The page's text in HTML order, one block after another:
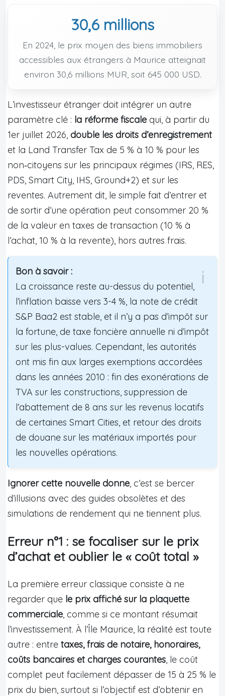
30,6 millions
En 2024, le prix moyen des biens immobiliers
accessibles aux étrangers à Maurice atteignait
environ 30,6 millions MUR, soit 645 000 USD.
L’investisseur étranger doit intégrer un autre
paramètre clé : la réforme fiscale qui, à partir du
1er juillet 2026, double les droits d’enregistrement
et la Land Transfer Tax de 5 % à 10 % pour les
non‑citoyens sur les principaux régimes (IRS, RES,
PDS, Smart City, IHS, Ground+2) et sur les
reventes. Autrement dit, le simple fait d’entrer et
de sortir d’une opération peut consommer 20 %
de la valeur en taxes de transaction (10 % à
l’achat, 10 % à la revente), hors autres frais.
Bon à savoir :
La croissance reste au-dessus du potentiel,
l’inflation baisse vers 3-4 %, la note de crédit
S&P Baa2 est stable, et il n’y a pas d’impôt sur
la fortune, de taxe foncière annuelle ni d’impôt
sur les plus-values. Cependant, les autorités
ont mis fin aux larges exemptions accordées
dans les années 2010 : fin des exonérations de
TVA sur les constructions, suppression de
l’abattement de 8 ans sur les revenus locatifs
de certaines Smart Cities, et retour des droits
de douane sur les matériaux importés pour
les nouvelles opérations.
Ignorer cette nouvelle donne, c’est se bercer
d’illusions avec des guides obsolètes et des
simulations de rendement qui ne tiennent plus.
Erreur n°1 : se focaliser sur le prix
d’achat et oublier le « coût total »
La première erreur classique consiste à ne
regarder que le prix affiché sur la plaquette
commerciale, comme si ce montant résumait
l’investissement. À l’Île Maurice, la réalité est toute
autre : entre taxes, frais de notaire, honoraires,
coûts bancaires et charges courantes, le coût
complet peut facilement dépasser de 15 à 25 % le
prix du bien, surtout si l’objectif est d’obtenir en